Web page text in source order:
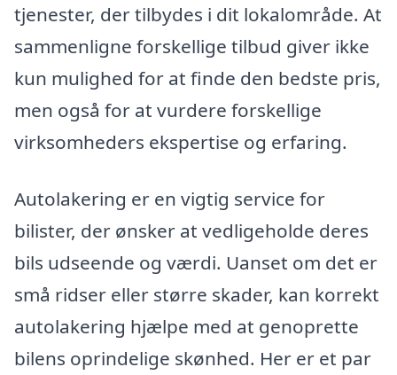
tjenester, der tilbydes i dit lokalområde. At
sammenligne forskellige tilbud giver ikke
kun mulighed for at finde den bedste pris,
men også for at vurdere forskellige
virksomheders ekspertise og erfaring.
Autolakering er en vigtig service for
bilister, der ønsker at vedligeholde deres
bils udseende og værdi. Uanset om det er
små ridser eller større skader, kan korrekt
autolakering hjælpe med at genoprette
bilens oprindelige skønhed. Her er et par